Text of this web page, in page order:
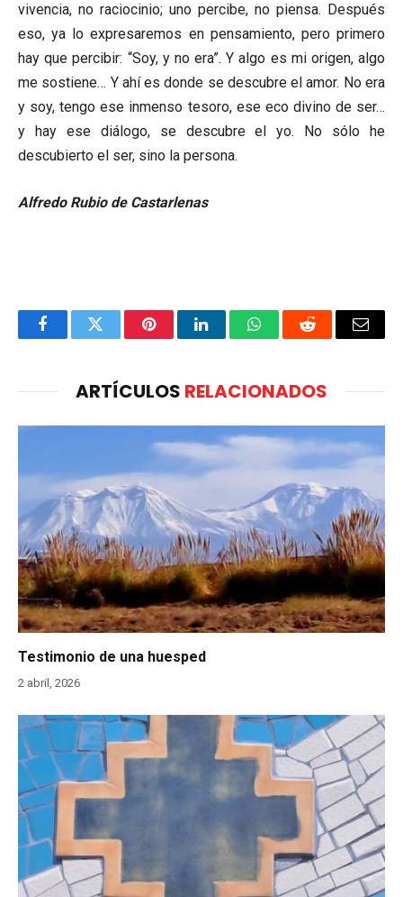
vivencia, no raciocinio; uno percibe, no piensa. Después
eso, ya lo expresaremos en pensamiento, pero primero
hay que percibir: “Soy, y no era”. Y algo es mi origen, algo
me sostiene… Y ahí es donde se descubre el amor. No era
y soy, tengo ese inmenso tesoro, ese eco divino de ser…
y hay ese diálogo, se descubre el yo. No sólo he
descubierto el ser, sino la persona.
Alfredo Rubio de Castarlenas
FacebookTwitter PinterestLinkedInWhatsAppReddit Email
ARTÍCULOS RELACIONADOS
Testimonio de una huesped
2 abril, 2026